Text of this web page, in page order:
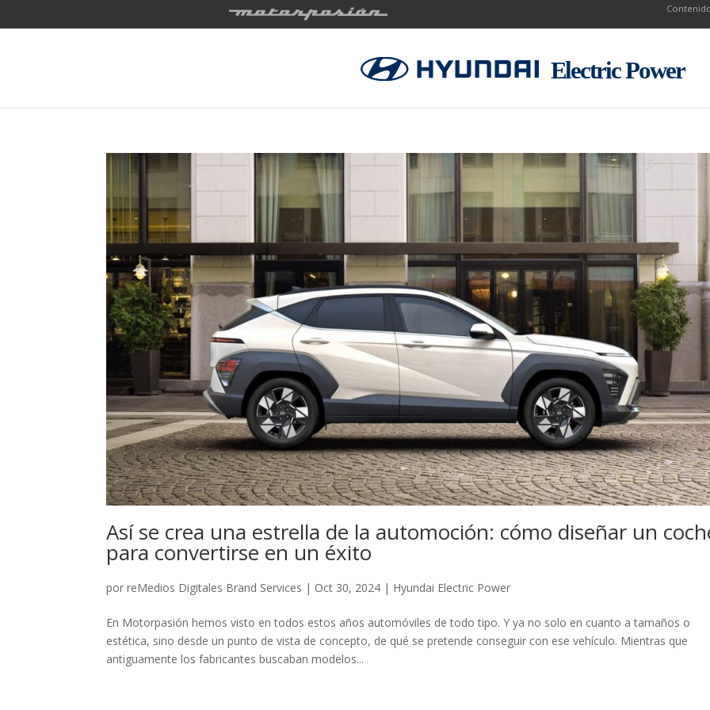
Así se crea una estrella de la automoción: cómo diseñar un
para convertirse en un éxito
porreMedios Digitales Brand Services | Oct 30, 2024 | Hyundai Electric Power
En Motorpasión hemos visto en todos estos años automóviles de todo tipo. Y ya no solo en cuanto a tamaños o
estética, sino desde un punto de vista de concepto, de qué se pretende conseguir con ese vehículo. Mientras que
antiguamente los fabricantes buscaban modelos...